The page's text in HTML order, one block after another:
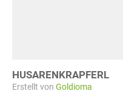
HUSARENKRAPFERL
Erstellt von Goldioma